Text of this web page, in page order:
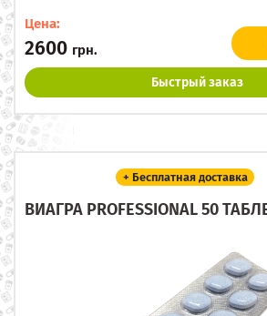
Цена:
2600 грн.
Быстрый заказ
+ Бесплатная доставка
ВИАГРА PROFESSIONAL 50